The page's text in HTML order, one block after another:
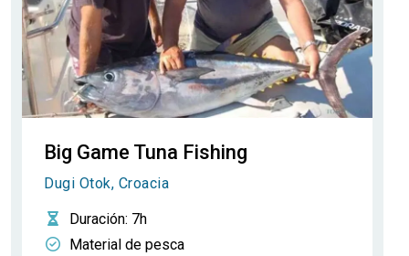
Big Game Tuna Fishing
Dugi Otok, Croacia
Duración: 7h
Material de pesca